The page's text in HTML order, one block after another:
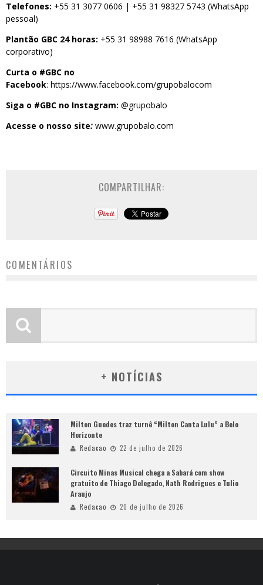
Telefones: +55 31 3077 0606 | +55 31 98327 5743 (WhatsApp
pessoal)
Plantão GBC 24 horas: +55 31 98988 7616 (WhatsApp
corporativo)
Curta o #GBC no
Facebook: https://www.facebook.com/grupobalocom
Siga o #GBC no Instagram: @grupobalo
Acesse o nosso site: www.grupobalo.com
COMPARTILHAR:
COMENTÁRIOS
+ NOTÍCIAS
Milton Guedes traz turnê “Milton Canta Lulu” a Belo
Horizonte
Redacao 22 de julho de 2026
Circuito Minas Musical chega a Sabará com show
gratuito de Thiago Delegado, Nath Rodrigues e Tulio
Araujo
Redacao 20 de julho de 2026